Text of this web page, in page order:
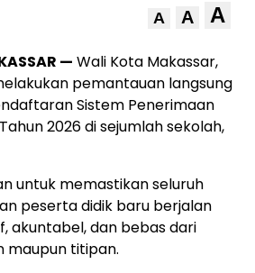
A A A
— Wali Kota Makassar,
pemantauan langsung
Sistem Penerimaan
2026 di sejumlah sekolah,
untuk memastikan seluruh
peserta didik baru berjalan
akuntabel, dan bebas dari
maupun titipan.